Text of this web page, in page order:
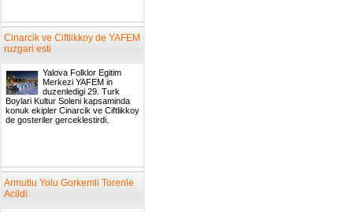
Cinarcik ve Ciftlikkoy de YAFEM
ruzgari esti
Yalova Folklor Egitim
Merkezi YAFEM in
duzenledigi 29. Turk
Boylari Kultur Soleni kapsaminda
konuk ekipler Cinarcik ve Ciftlikkoy
de gosteriler gerceklestirdi.
Armutlu Yolu Gorkemli Torenle
Acildi